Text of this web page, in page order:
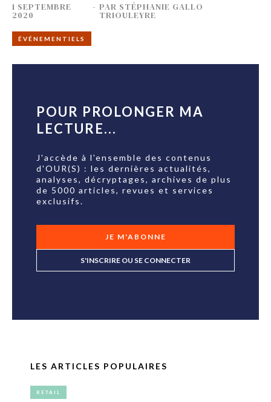
1 SEPTEMBRE
2020
- PAR STÉPHANIE GALLO
TRIOULEYRE
ÉVÉNEMENTIELS
POUR PROLONGER MA
LECTURE...
J'accède à l'ensemble des contenus
d'OUR(S) : les dernières actualités,
analyses, décryptages, archives de plus
de 5000 articles, revues et services
exclusifs.
JE M'ABONNE
S'INSCRIRE OU SE CONNECTER
LES ARTICLES POPULAIRES
RETAIL